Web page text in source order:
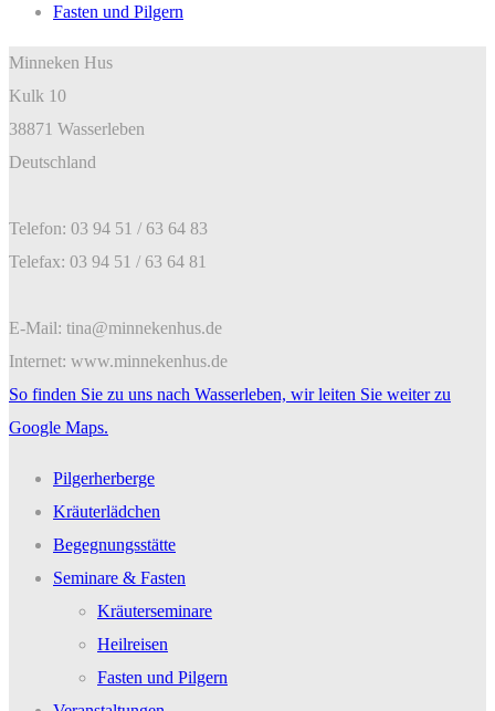
Fasten und Pilgern
Minneken Hus
Kulk 10
38871 Wasserleben
Deutschland
Telefon: 03 94 51 / 63 64 83
Telefax: 03 94 51 / 63 64 81
E-Mail: tina@minnekenhus.de
Internet: www.minnekenhus.de
So finden Sie zu uns nach Wasserleben, wir leiten Sie weiter zu
Google Maps.
Pilgerherberge
Kräuterlädchen
Begegnungsstätte
Seminare & Fasten
Kräuterseminare
Heilreisen
Fasten und Pilgern